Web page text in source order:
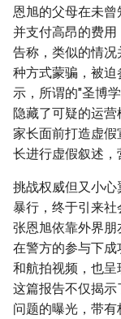
恩旭的父母在未曾
并支付高昂的费
告称，类似的情
种方式蒙骗，被迫
示，所谓的"圣博
隐藏了可疑的运
家长面前打造虚
长进行虚假叙述，
挑战权威但又小
暴行，终于引来
张恩旭依靠外界
在警方的参与下
和航拍视频，也呈
这篇报告不仅揭
问题的曝光，带有